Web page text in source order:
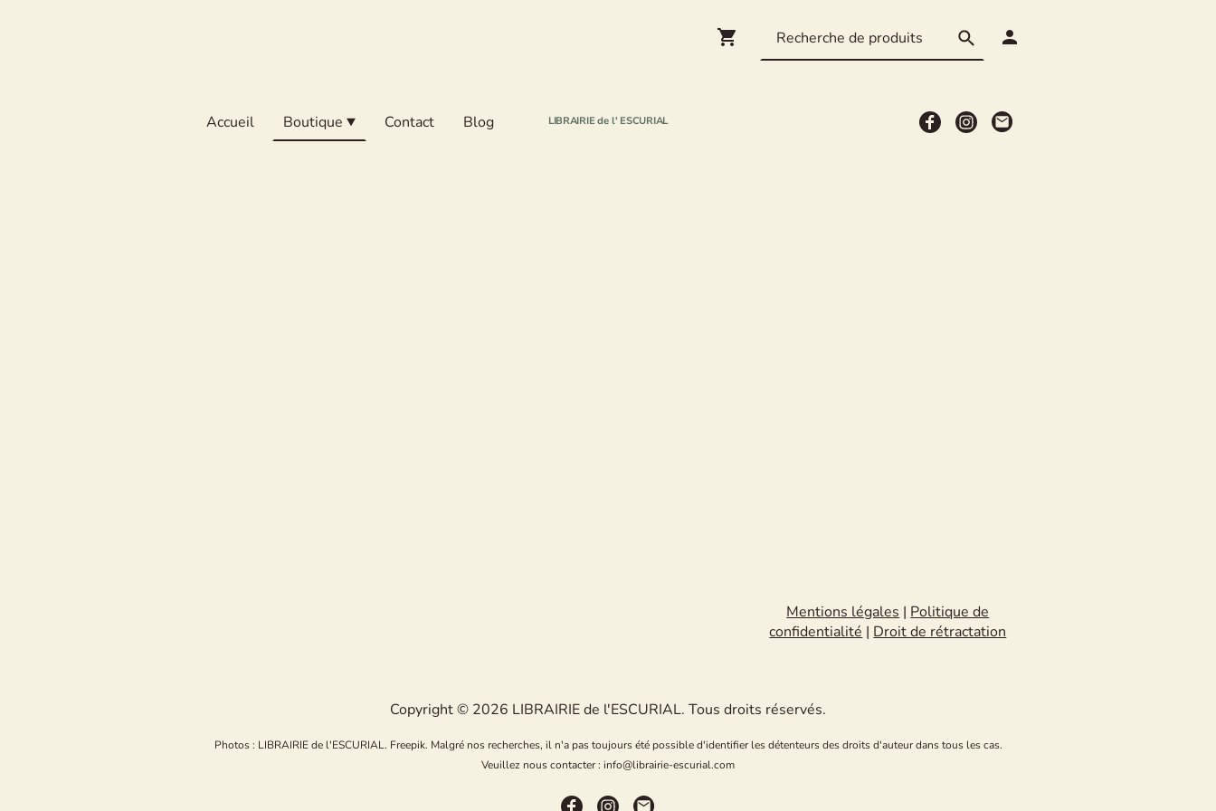
Accueil Boutique Contact Blog LIBRAIRIE de l' ESCURIAL
Mentions légales|Politique de
confidentialité|Droit de rétractation
Copyright © 2026 LIBRAIRIE de l'ESCURIAL. Tous droits réservés.
Photos : LIBRAIRIE de l'ESCURIAL. Freepik. Malgré nos recherches, il n'a pas toujours été possible d'identifier les détenteurs des droits d'auteur dans tous les cas.
Veuillez nous contacter : info@librairie-escurial.com